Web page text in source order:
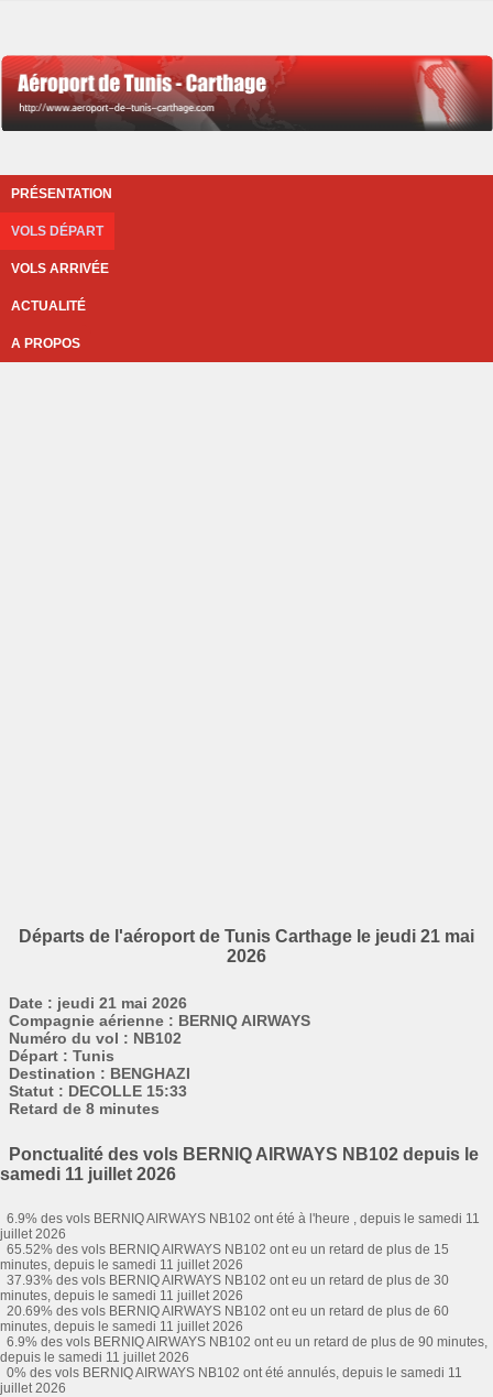
PRÉSENTATION
VOLS DÉPART
VOLS ARRIVÉE
ACTUALITÉ
A PROPOS
Départs de l'aéroport de Tunis Carthage le jeudi 21 mai
2026
Date : jeudi 21 mai 2026
Compagnie aérienne : BERNIQ AIRWAYS
Numéro du vol : NB102
Départ : Tunis
Destination : BENGHAZI
Statut : DECOLLE 15:33
Retard de 8 minutes
Ponctualité des vols BERNIQ AIRWAYS NB102 depuis le
samedi 11 juillet 2026
6.9% des vols BERNIQ AIRWAYS NB102 ont été à l'heure , depuis le samedi 11
juillet 2026
65.52% des vols BERNIQ AIRWAYS NB102 ont eu un retard de plus de 15
minutes, depuis le samedi 11 juillet 2026
37.93% des vols BERNIQ AIRWAYS NB102 ont eu un retard de plus de 30
minutes, depuis le samedi 11 juillet 2026
20.69% des vols BERNIQ AIRWAYS NB102 ont eu un retard de plus de 60
minutes, depuis le samedi 11 juillet 2026
6.9% des vols BERNIQ AIRWAYS NB102 ont eu un retard de plus de 90 minutes,
depuis le samedi 11 juillet 2026
0% des vols BERNIQ AIRWAYS NB102 ont été annulés, depuis le samedi 11
juillet 2026